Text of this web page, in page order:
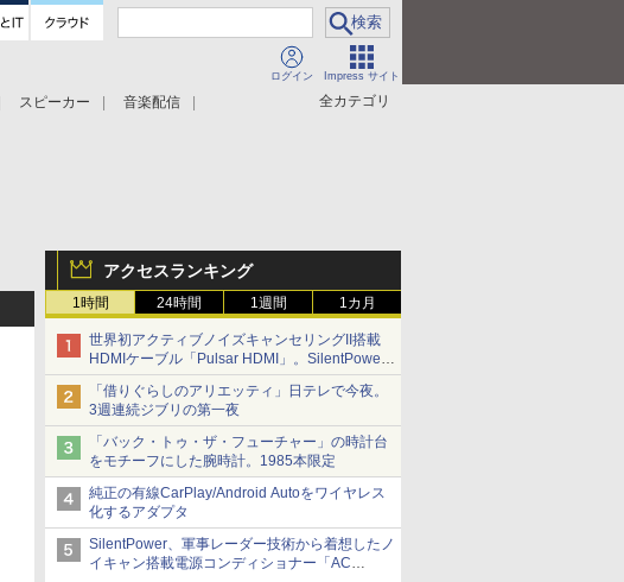
ログイン Impress サイト
全カテゴリ
スピーカー
音楽配信
アクセスランキング
1時間 24時間 1週間 1カ月
世界初アクティブノイズキャンセリングII搭載
HDMIケーブル「Pulsar HDMI」。SilentPower
から
「借りぐらしのアリエッティ」日テレで今夜。
3週連続ジブリの第一夜
「バック・トゥ・ザ・フューチャー」の時計台
をモチーフにした腕時計。1985本限定
純正の有線CarPlay/Android Autoをワイヤレス
化するアダプタ
SilentPower、軍事レーダー技術から着想したノ
イキャン搭載電源コンディショナー「AC